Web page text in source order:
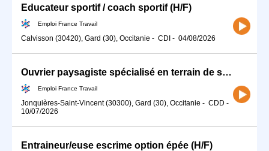
Educateur sportif / coach sportif (H/F)
Emploi France Travail
Calvisson (30420), Gard (30), Occitanie - CDI - 04/08/2026
Ouvrier paysagiste spécialisé en terrain de sports engazonné(H/F)
Emploi France Travail
Jonquières-Saint-Vincent (30300), Gard (30), Occitanie - CDD -
10/07/2026
Entraineur/euse escrime option épée (H/F)